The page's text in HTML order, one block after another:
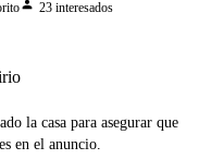
person 23 interesados
la casa para asegurar que
en el anuncio.